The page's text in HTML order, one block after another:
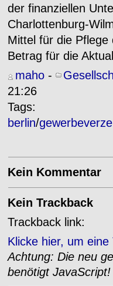
der finanziellen
Charlottenburg-
Mittel für die Pflege
Betrag für die
maho-
21:26
Tags:
berlin/
Kein Kommentar
Kein Trackback
Trackback link:
Klicke hier, um
Achtung: Die neu
benötigt JavaScript!